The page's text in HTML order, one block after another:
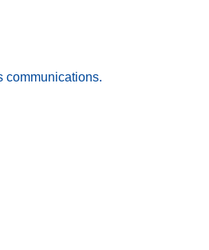
communications.